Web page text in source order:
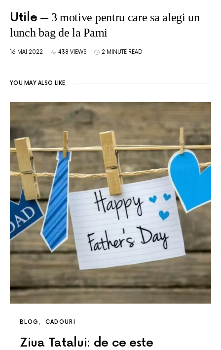
Utile
3 motive pentru care sa alegi un
lunch bag de la Pami
16 MAI 2022 438 VIEWS 2 MINUTE READ
YOU MAY ALSO LIKE
BLOG CADOURI
Ziua Tatalui: de ce este